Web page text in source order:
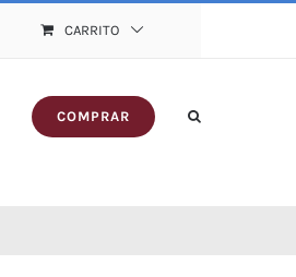
CARRITO
COMPRAR